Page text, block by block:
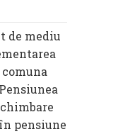
de mediu
pensiune